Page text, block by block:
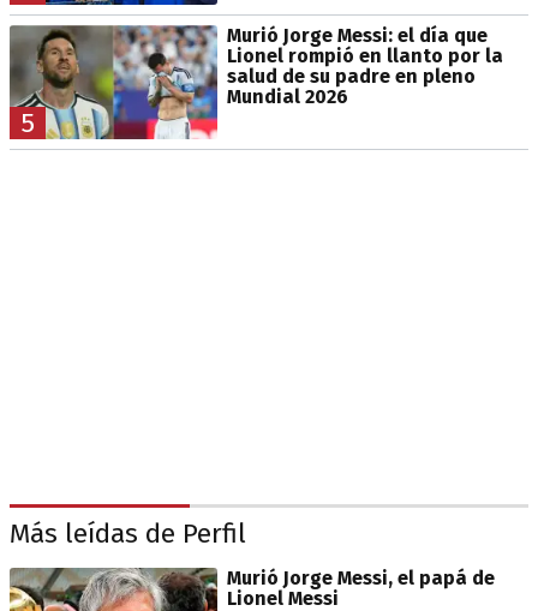
5
Murió Jorge Messi: el día que
Lionel rompió en llanto por la
salud de su padre en pleno
Mundial 2026
Más leídas de Perfil
Murió Jorge Messi, el papá de
Lionel Messi